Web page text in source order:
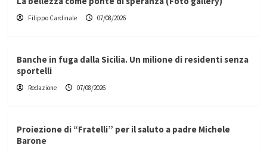
Filippo Cardinale 07/08/2026
Banche in fuga dalla Sicilia. Un milione di residenti senza
sportelli
Redazione 07/08/2026
Proiezione di “Fratelli” per il saluto a padre Michele
Barone